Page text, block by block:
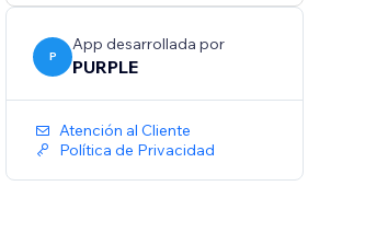
P
App desarrollada por
PURPLE
Atención al Cliente
Política de Privacidad